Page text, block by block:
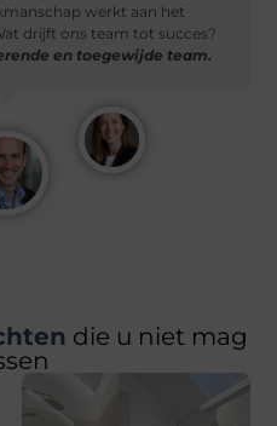
werkt aan het
drijft ons team tot succes?
en toegewijde team.
die u niet mag